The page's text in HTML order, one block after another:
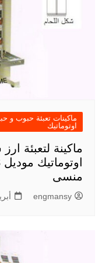
ماكينات تعبئة حبوب و
اوتوماتيك
ماكينة لتعبئة
منسى
engmansy أبريل